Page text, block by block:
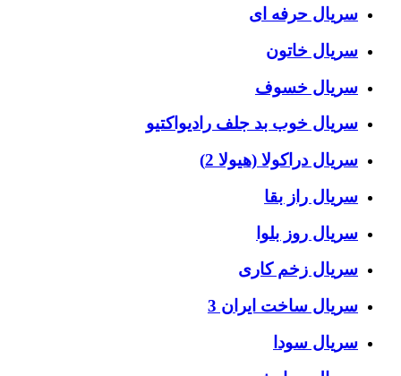
سریال حرفه ای
سریال خاتون
سریال خسوف
سریال خوب بد جلف رادیواکتیو
سریال دراکولا (هیولا 2)
سریال راز بقا
سریال روز بلوا
سریال زخم کاری
سریال ساخت ایران 3
سریال سودا